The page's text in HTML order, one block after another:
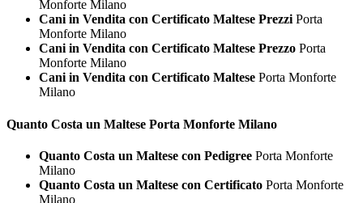
Monforte Milano
Cani in Vendita con Certificato Maltese PrezziPorta
Monforte Milano
Cani in Vendita con Certificato Maltese Prezzo Porta
Monforte Milano
Cani in Vendita con Certificato Maltese Porta Monforte
Milano
Quanto Costa un Maltese Porta Monforte Milano
Quanto Costa un Maltese con Pedigree Porta Monforte
Milano
Quanto Costa un Maltese con Certificato Porta Monforte
Milano